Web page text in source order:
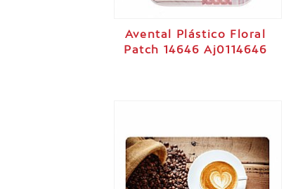
Avental Plástico Floral
Patch 14646 Aj0114646